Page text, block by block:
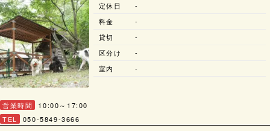
営業時間
10:00～17:00
TEL
050-5849-3666
定休日
-
料金
-
貸切
-
区分け
-
室内
-